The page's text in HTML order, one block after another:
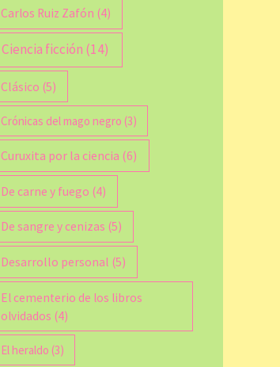
Carlos Ruiz Zafón (4)
Ciencia ficción (14)
Clásico (5)
Crónicas del mago negro (3)
Curuxita por la ciencia (6)
De carne y fuego (4)
De sangre y cenizas (5)
Desarrollo personal (5)
El cementerio de los libros
olvidados (4)
El heraldo (3)